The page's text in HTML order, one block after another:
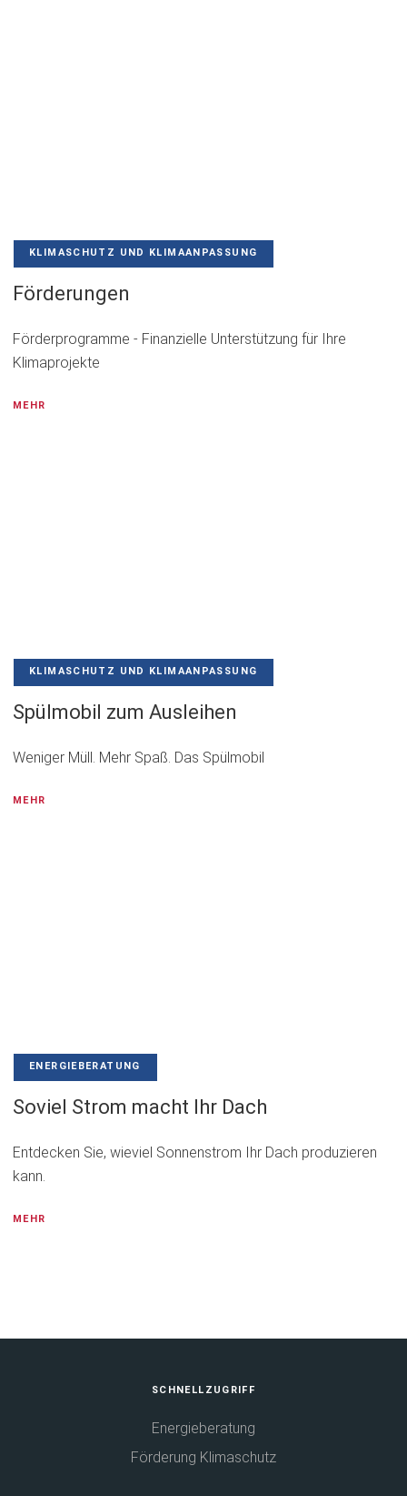
KLIMASCHUTZ UND KLIMAANPASSUNG
Förderungen
Förderprogramme - Finanzielle Unterstützung für Ihre
Klimaprojekte
MEHR
KLIMASCHUTZ UND KLIMAANPASSUNG
Spülmobil zum Ausleihen
Weniger Müll. Mehr Spaß. Das Spülmobil
MEHR
ENERGIEBERATUNG
Soviel Strom macht Ihr Dach
Entdecken Sie, wieviel Sonnenstrom Ihr Dach produzieren
kann.
MEHR
SCHNELLZUGRIFF
Energieberatung
Förderung Klimaschutz